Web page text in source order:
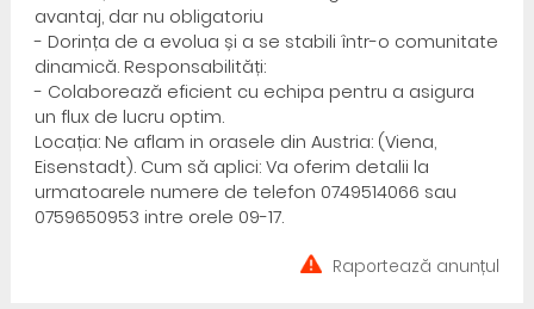
avantaj, dar nu obligatoriu
- Dorința de a evolua și a se stabili într-o comunitate
dinamică. Responsabilități:
- Colaborează eficient cu echipa pentru a asigura
un flux de lucru optim.
Locația: Ne aflam in orasele din Austria: (Viena,
Eisenstadt). Cum să aplici: Va oferim detalii la
urmatoarele numere de telefon 0749514066 sau
0759650953 intre orele 09-17.
Raportează anunțul